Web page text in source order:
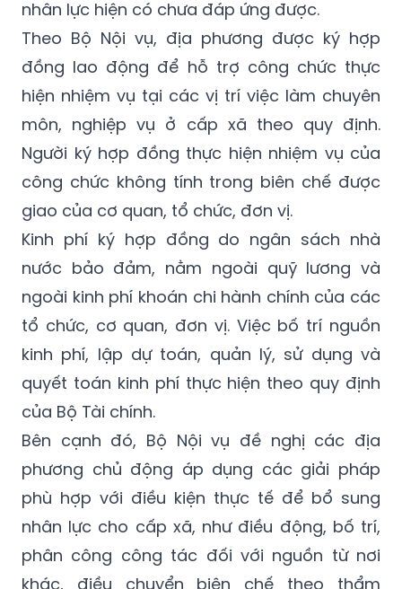
nhân lực hiện có chưa đáp ứng được.
Theo Bộ Nội vụ, địa phương được ký hợp
đồng lao động để hỗ trợ công chức thực
hiện nhiệm vụ tại các vị trí việc làm chuyên
môn, nghiệp vụ ở cấp xã theo quy định.
Người ký hợp đồng thực hiện nhiệm vụ của
công chức không tính trong biên chế được
giao của cơ quan, tổ chức, đơn vị.
Kinh phí ký hợp đồng do ngân sách nhà
nước bảo đảm, nằm ngoài quỹ lương và
ngoài kinh phí khoán chi hành chính của các
tổ chức, cơ quan, đơn vị. Việc bố trí nguồn
kinh phí, lập dự toán, quản lý, sử dụng và
quyết toán kinh phí thực hiện theo quy định
của Bộ Tài chính.
Bên cạnh đó, Bộ Nội vụ đề nghị các địa
phương chủ động áp dụng các giải pháp
phù hợp với điều kiện thực tế để bổ sung
nhân lực cho cấp xã, như điều động, bố trí,
phân công công tác đối với nguồn từ nơi
khác, điều chuyển biên chế theo thẩm